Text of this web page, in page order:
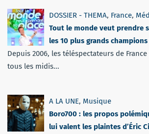
DOSSIER - THEMA, France,
Tout le monde veut prendre
les 10 plus grands champions
Depuis 2006, les téléspectateurs de
tous les midis...
A LA UNE, Musique
Boro700 : les propos
lui valent les plaintes d’Éric